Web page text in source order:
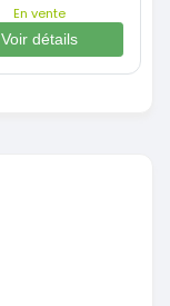
En vente
Voir détails